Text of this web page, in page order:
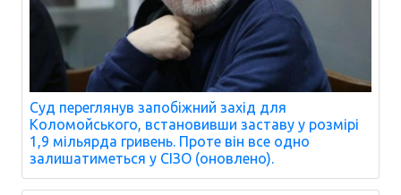
Суд переглянув запобіжний захід для
Коломойського, встановивши заставу у розмірі
1,9 мільярда гривень. Проте він все одно
залишатиметься у СІЗО (оновлено).